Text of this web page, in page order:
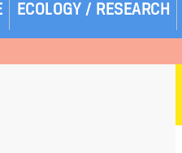
ECOLOGY / RESEARCH